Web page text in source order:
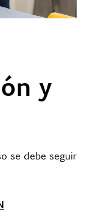
y
se debe seguir